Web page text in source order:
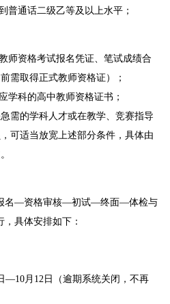
通话二级乙等及以上水平；
资格考试报名凭证、笔试成绩合
需取得正式教师资格证）；
科的高中教师资格证书；
的学科人才或在教学、竞赛指导
可适当放宽上述部分条件，具体由
名—资格审核—初试—终面—体检与
具体安排如下：
月12日（逾期系统关闭，不再